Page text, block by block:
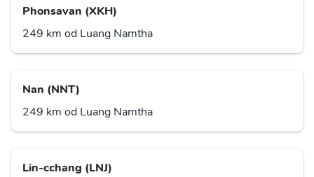
Phonsavan (XKH)
249 km od Luang Namtha
Nan (NNT)
249 km od Luang Namtha
Lin-cchang (LNJ)